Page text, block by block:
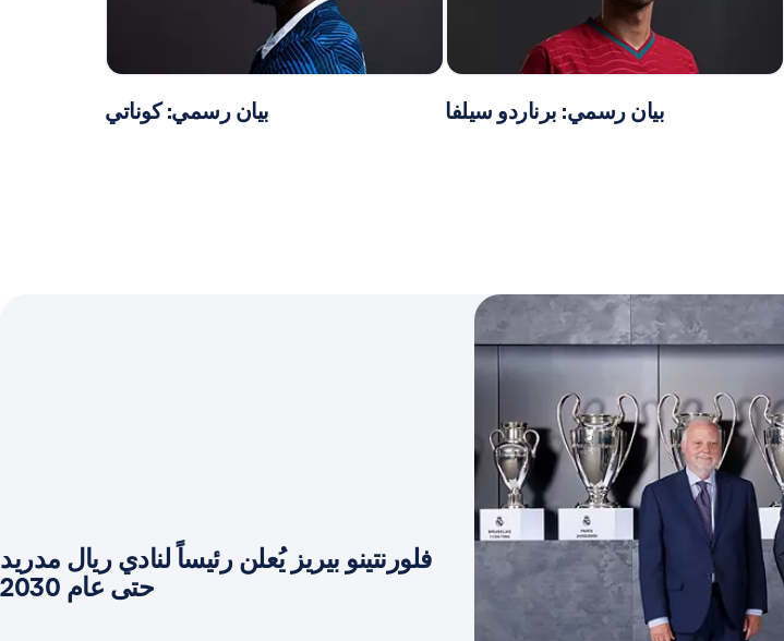
بيان رسمي: برناردو سيلفا بيان رسمي: كوناتي
فلورنتينو بيريز يُعلن رئيساً لنادي ريال مدريد
حتى عام 2030